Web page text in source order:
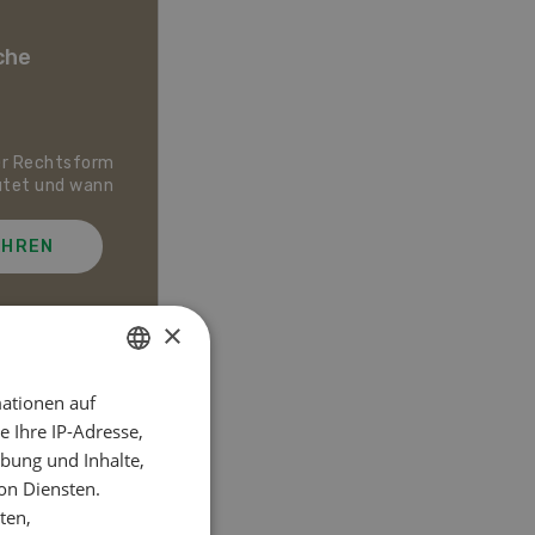
Rechtsform
und wann
FRENCH
×
auf
Ihre IP-Adresse,
und Inhalte,
Diensten.